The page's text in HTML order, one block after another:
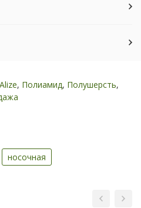
, Полиамид, Полушерсть,
носочная